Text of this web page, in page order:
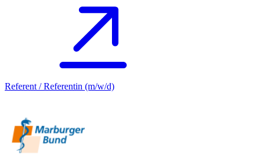
Referent / Referentin (m/w/d)